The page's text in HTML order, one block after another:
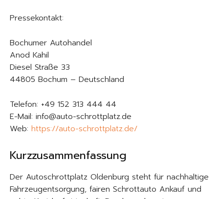
Pressekontakt:
Bochumer Autohandel
Anod Kahil
Diesel Straße 33
44805 Bochum – Deutschland
Telefon: +49 152 313 444 44
E-Mail: info@auto-schrottplatz.de
Web: https://auto-schrottplatz.de/
Kurzzusammenfassung
Der Autoschrottplatz Oldenburg steht für nachhaltige
Fahrzeugentsorgung, fairen Schrottauto Ankauf und